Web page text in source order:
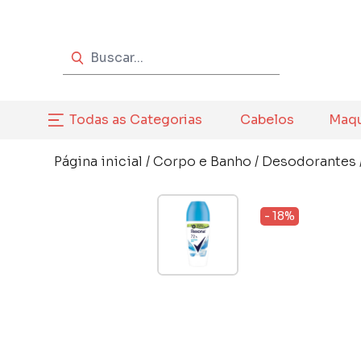
Todas as Categorias Cabelos
Página inicial /Corpo e Banho / Desodorantes
- 18%